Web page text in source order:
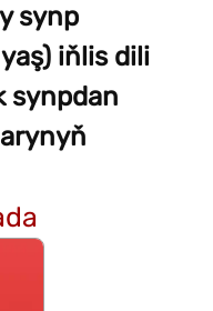
synp
iňlis dili
synpdan